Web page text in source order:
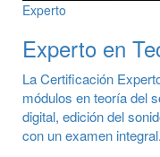
Experto
Experto en
La Certificación
módulos en teoría del
digital, edición del
con un examen integral.